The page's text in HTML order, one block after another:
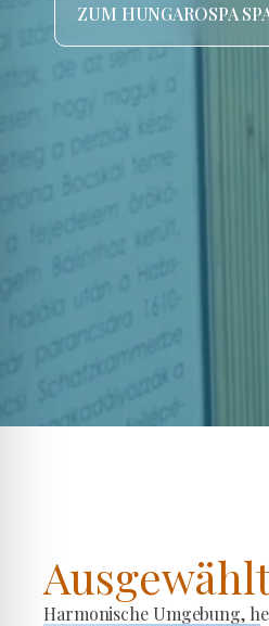
ZUM HUNGAROSPA
Harmonische Umgebung,